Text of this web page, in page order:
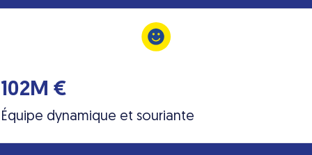
102M €
Équipe dynamique et souriante